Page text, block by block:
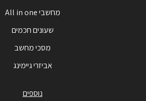
מחשבי All in one
שעונים חכמים
מסכי מחשב
אביזרי גיימינג
נוספים